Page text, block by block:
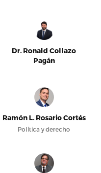
Dr. Ronald Collazo
Pagán
Ramón L. Rosario Cortés
Política y derecho